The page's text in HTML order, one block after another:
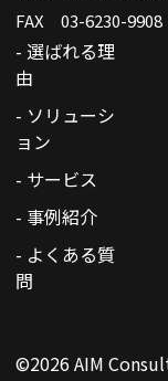
FAX 03-6230-9908
- 選ばれる理
由
- ソリューシ
ョン
- サービス
- 事例紹介
- よくある質
問
©2026 AIM